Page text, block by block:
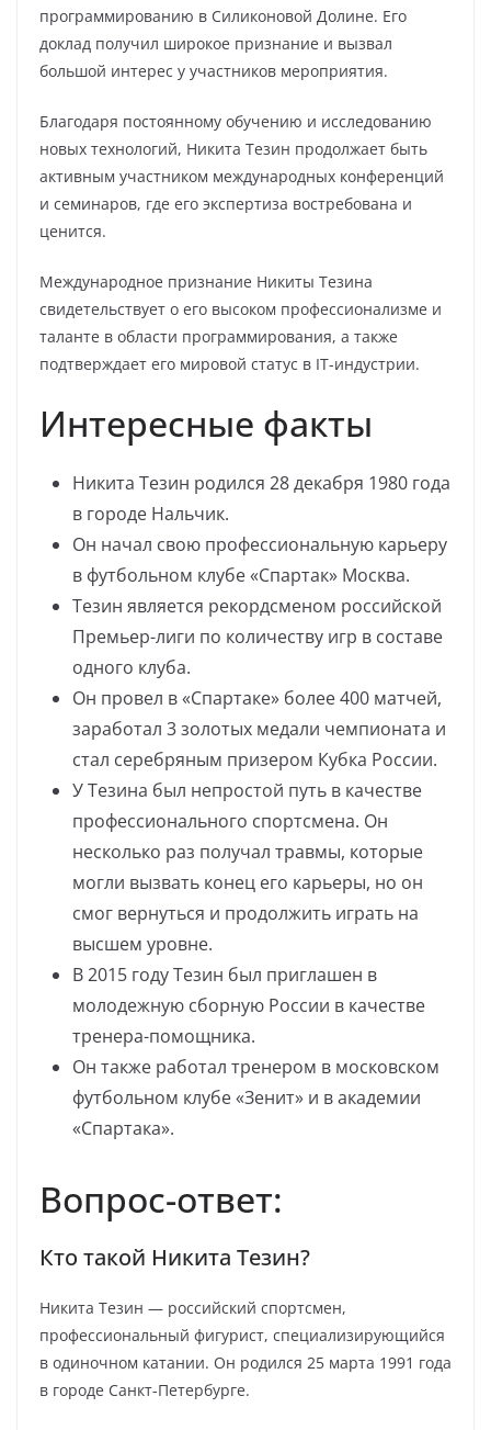
программированию в Силиконовой Долине. Его
доклад получил широкое признание и вызвал
большой интерес у участников мероприятия.
Благодаря постоянному обучению и исследованию
новых технологий, Никита Тезин продолжает быть
активным участником международных конференций
и семинаров, где его экспертиза востребована и
ценится.
Международное признание Никиты Тезина
свидетельствует о его высоком профессионализме и
таланте в области программирования, а также
подтверждает его мировой статус в IT-индустрии.
Интересные факты
Никита Тезин родился 28 декабря 1980 года
в городе Нальчик.
Он начал свою профессиональную карьеру
в футбольном клубе «Спартак» Москва.
Тезин является рекордсменом российской
Премьер-лиги по количеству игр в составе
одного клуба.
Он провел в «Спартаке» более 400 матчей,
заработал 3 золотых медали чемпионата и
стал серебряным призером Кубка России.
У Тезина был непростой путь в качестве
профессионального спортсмена. Он
несколько раз получал травмы, которые
могли вызвать конец его карьеры, но он
смог вернуться и продолжить играть на
высшем уровне.
В 2015 году Тезин был приглашен в
молодежную сборную России в качестве
тренера-помощника.
Он также работал тренером в московском
футбольном клубе «Зенит» и в академии
«Спартака».
Вопрос-ответ:
Кто такой Никита Тезин?
Никита Тезин — российский спортсмен,
профессиональный фигурист, специализирующийся
в одиночном катании. Он родился 25 марта 1991 года
в городе Санкт-Петербурге.